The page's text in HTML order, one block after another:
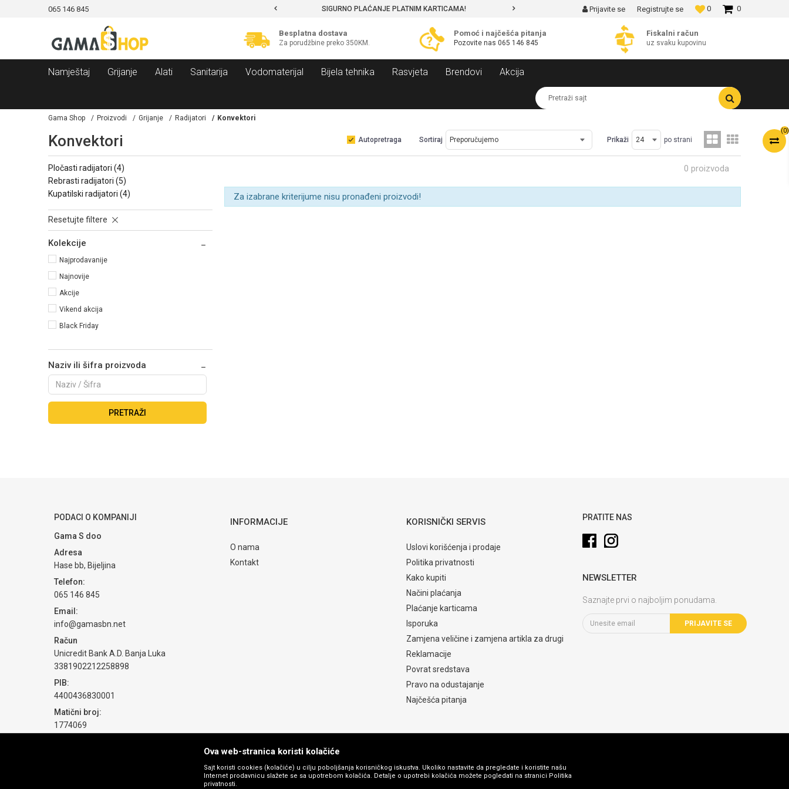
065 146 845 SIGURNO PLAĆANJE PLATNIM KARTICAMA! MOGUĆNOST BESPLATNE ISPORUKE! 0
0
Prijavite se Registrujte se
Besplatna dostava
Za porudžbine preko 350KM.
Pomoć i najčešća pitanja
Pozovite nas 065 146 845
Fiskalni račun
uz svaku kupovinu
Namještaj Grijanje Alati Sanitarija Vodomaterijal Bijela tehnika Rasvjeta Brendovi Akcija
Pretraži sajt
(0)
Gama Shop Proizvodi Grijanje Radijatori Konvektori
Konvektori Autopretraga Sortiraj Prikaži po strani
pločasti radijatori (4)
rebrasti radijatori (5)
kupatilski radijatori (4)
Resetujte filtere
Kolekcije
Najprodavanije
Najnovije
Akcije
Vikend akcija
Black Friday
Naziv ili šifra proizvoda
PRETRAŽI
0 proizvoda
Za izabrane kriterijume nisu pronađeni proizvodi!
PODACI O KOMPANIJI
Gama S doo
Adresa
Hase bb, Bijeljina
Telefon:
065 146 845
Email:
info@gamasbn.net
Račun
Unicredit Bank A.D. Banja Luka
3381902212258898
PIB:
4400436830001
Matični broj:
1774069
INFORMACIJE
O nama
Kontakt
KORISNIČKI SERVIS
Uslovi korišćenja i prodaje
Politika privatnosti
Kako kupiti
Načini plaćanja
Plaćanje karticama
Isporuka
Zamjena veličine i zamjena artikla za drugi
Reklamacije
Povrat sredstava
Pravo na odustajanje
Najčešća pitanja
PRATITE NAS
NEWSLETTER
Saznajte prvi o najboljim ponudama.
PRIJAVITE SE
Ova web-stranica koristi kolačiće
Sajt koristi cookies (kolačiće) u cilju poboljšanja korisničkog iskustva. Ukoliko nastavite da pregledate i koristite našu
Internet prodavnicu slažete se sa upotrebom kolačića. Detalje o upotrebi kolačića možete pogledati na stranici Politika
privatnosti.